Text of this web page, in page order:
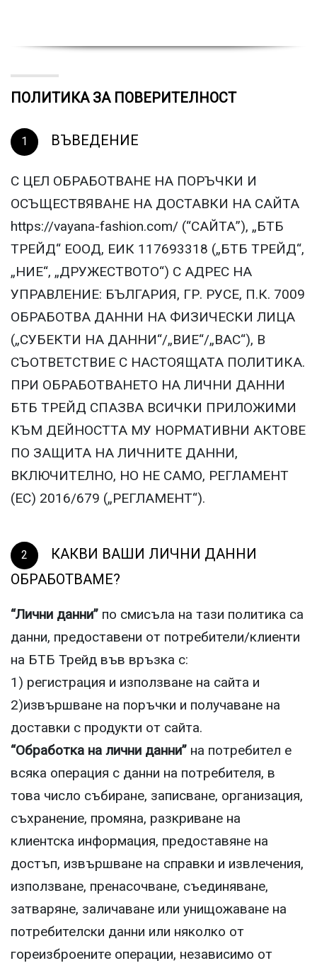
ПОЛИТИКА ЗА ПОВЕРИТЕЛНОСТ
ВЪВЕДЕНИЕ
С ЦЕЛ ОБРАБОТВАНЕ НА ПОРЪЧКИ И
ОСЪЩЕСТВЯВАНЕ НА ДОСТАВКИ НА САЙТА
https://vayana-fashion.com/ (“САЙТА”), „БТБ
ТРЕЙД“ ЕООД, ЕИК 117693318 („БТБ ТРЕЙД“,
„НИЕ“, „ДРУЖЕСТВОТО“) С АДРЕС НА
УПРАВЛЕНИЕ: БЪЛГАРИЯ, ГР. РУСЕ, П.К. 7009
ОБРАБОТВА ДАННИ НА ФИЗИЧЕСКИ ЛИЦА
(„СУБЕКТИ НА ДАННИ“/„ВИЕ“/„ВАС“), В
СЪОТВЕТСТВИЕ С НАСТОЯЩАТА ПОЛИТИКА.
ПРИ ОБРАБОТВАНЕТО НА ЛИЧНИ ДАННИ
БТБ ТРЕЙД СПАЗВА ВСИЧКИ ПРИЛОЖИМИ
КЪМ ДЕЙНОСТТА МУ НОРМАТИВНИ АКТОВЕ
ПО ЗАЩИТА НА ЛИЧНИТЕ ДАННИ,
ВКЛЮЧИТЕЛНО, НО НЕ САМО, РЕГЛАМЕНТ
(ЕС) 2016/679 („РЕГЛАМЕНТ“).
КАКВИ ВАШИ ЛИЧНИ ДАННИ
ОБРАБОТВАМЕ?
“Лични данни” по смисъла на тази политика са
данни, предоставени от потребители/клиенти
на БТБ Трейд във връзка с:
1) регистрация и използване на сайта и
2)извършване на поръчки и получаване на
доставки с продукти от сайта.
“Обработка на лични данни” на потребител е
всяка операция с данни на потребителя, в
това число събиране, записване, организация,
съхранение, промяна, разкриване на
клиентска информация, предоставяне на
достъп, извършване на справки и извлечения,
използване, пренасочване, съединяване,
затваряне, заличаване или унищожаване на
потребителски данни или няколко от
гореизброените операции, независимо от